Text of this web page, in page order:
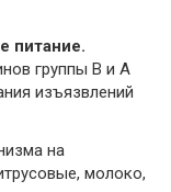
питание.
группы В и А
изъязвлений
на
молоко,